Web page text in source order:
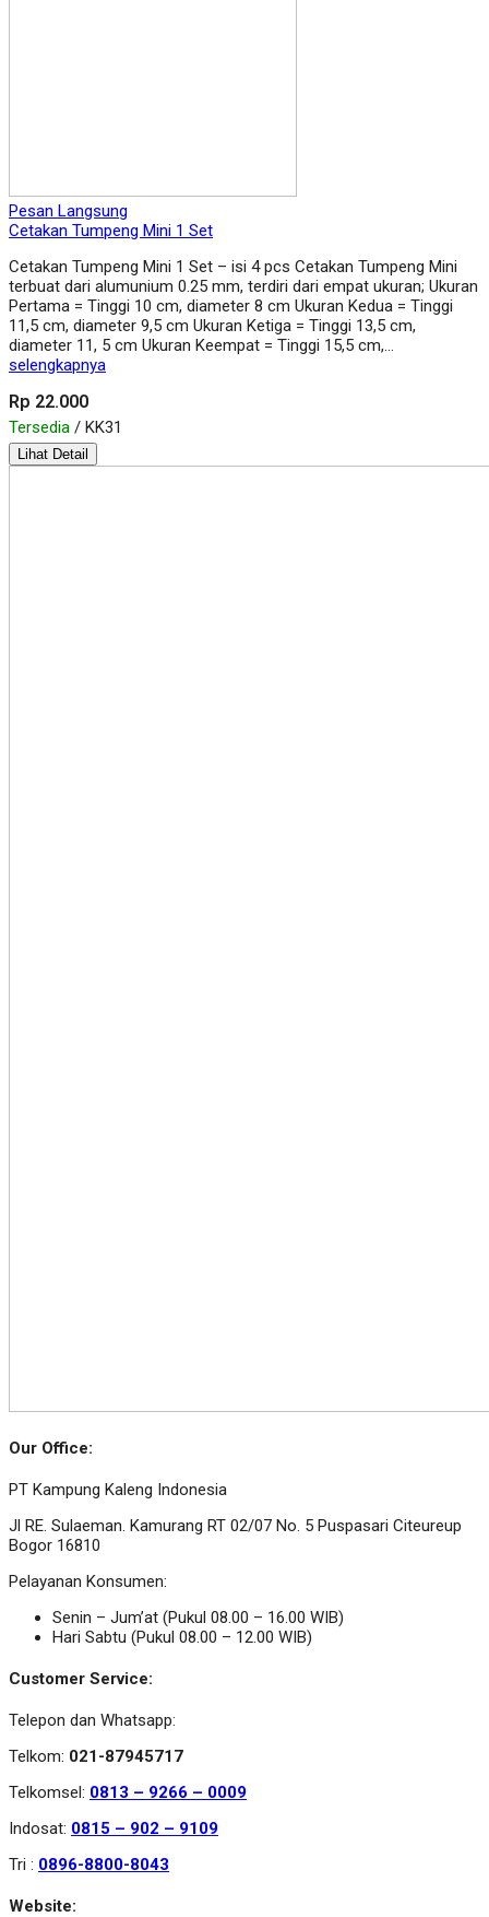
Pesan Langsung
Cetakan Tumpeng Mini 1 Set
Cetakan Tumpeng Mini 1 Set – isi 4 pcs Cetakan Tumpeng Mini
terbuat dari alumunium 0.25 mm, terdiri dari empat ukuran; Ukuran
Pertama = Tinggi 10 cm, diameter 8 cm Ukuran Kedua = Tinggi
11,5 cm, diameter 9,5 cm Ukuran Ketiga = Tinggi 13,5 cm,
diameter 11, 5 cm Ukuran Keempat = Tinggi 15,5 cm,…
selengkapnya
Rp 22.000
Tersedia / KK31
Lihat Detail
Our Office:
PT Kampung Kaleng Indonesia
Jl RE. Sulaeman. Kamurang RT 02/07 No. 5 Puspasari Citeureup
Bogor 16810
Pelayanan Konsumen:
Senin – Jum’at (Pukul 08.00 – 16.00 WIB)
Hari Sabtu (Pukul 08.00 – 12.00 WIB)
Customer Service:
Telepon dan Whatsapp:
Telkom: 021-87945717
Telkomsel: 0813 – 9266 – 0009
Indosat: 0815 – 902 – 9109
Tri : 0896-8800-8043
Website: